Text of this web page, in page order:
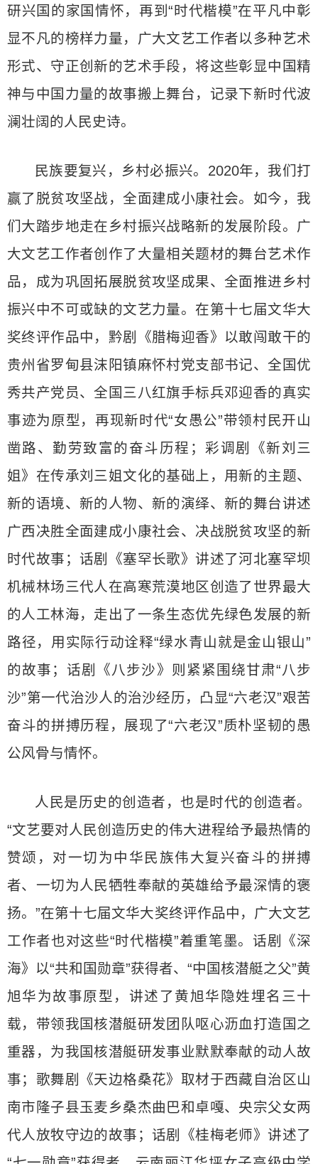
研兴国的家国情怀，再到“时代楷模”在平凡中彰
显不凡的榜样力量，广大文艺工作者以多种艺术
形式、守正创新的艺术手段，将这些彰显中国精
神与中国力量的故事搬上舞台，记录下新时代波
澜壮阔的人民史诗。
民族要复兴，乡村必振兴。2020年，我们打
赢了脱贫攻坚战，全面建成小康社会。如今，我
们大踏步地走在乡村振兴战略新的发展阶段。广
大文艺工作者创作了大量相关题材的舞台艺术作
品，成为巩固拓展脱贫攻坚成果、全面推进乡村
振兴中不可或缺的文艺力量。在第十七届文华大
奖终评作品中，黔剧《腊梅迎香》以敢闯敢干的
贵州省罗甸县沫阳镇麻怀村党支部书记、全国优
秀共产党员、全国三八红旗手标兵邓迎香的真实
事迹为原型，再现新时代“女愚公”带领村民开山
凿路、勤劳致富的奋斗历程；彩调剧《新刘三
姐》在传承刘三姐文化的基础上，用新的主题、
新的语境、新的人物、新的演绎、新的舞台讲述
广西决胜全面建成小康社会、决战脱贫攻坚的新
时代故事；话剧《塞罕长歌》讲述了河北塞罕坝
机械林场三代人在高寒荒漠地区创造了世界最大
的人工林海，走出了一条生态优先绿色发展的新
路径，用实际行动诠释“绿水青山就是金山银山”
的故事；话剧《八步沙》则紧紧围绕甘肃“八步
沙”第一代治沙人的治沙经历，凸显“六老汉”艰苦
奋斗的拼搏历程，展现了“六老汉”质朴坚韧的愚
公风骨与情怀。
人民是历史的创造者，也是时代的创造者。
“文艺要对人民创造历史的伟大进程给予最热情的
赞颂，对一切为中华民族伟大复兴奋斗的拼搏
者、一切为人民牺牲奉献的英雄给予最深情的褒
扬。”在第十七届文华大奖终评作品中，广大文艺
工作者也对这些“时代楷模”着重笔墨。话剧《深
海》以“共和国勋章”获得者、“中国核潜艇之父”黄
旭华为故事原型，讲述了黄旭华隐姓埋名三十
载，带领我国核潜艇研发团队呕心沥血打造国之
重器，为我国核潜艇研发事业默默奉献的动人故
事；歌舞剧《天边格桑花》取材于西藏自治区山
南市隆子县玉麦乡桑杰曲巴和卓嘎、央宗父女两
代人放牧守边的故事；话剧《桂梅老师》讲述了